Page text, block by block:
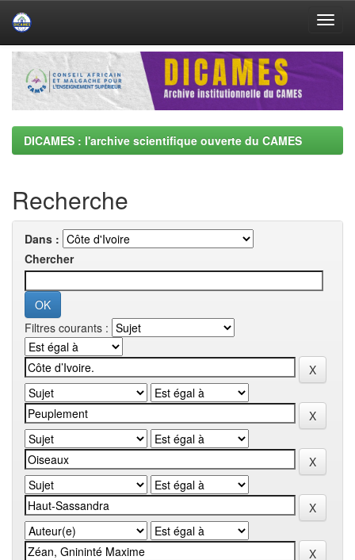
Skip
navigation
DICAMES : l'archive scientifique ouverte du CAMES
Recherche
Dans :
Chercher
Filtres courants :